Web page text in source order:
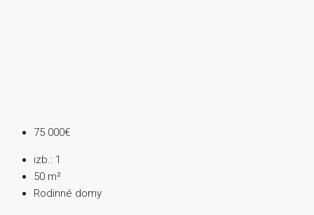
75 000€
izb.: 1
50 m²
Rodinné domy